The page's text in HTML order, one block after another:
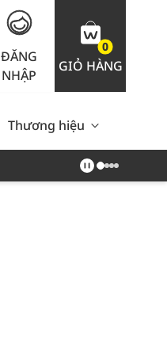
ĐĂNG
NHẬP
0
GIỎ HÀNG
Nam Giới Chăm Sóc
Thương hiệu